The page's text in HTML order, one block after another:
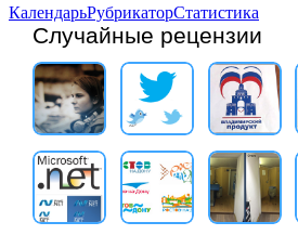
КалендарьРубрикаторСтатистика
Случайные рецензии